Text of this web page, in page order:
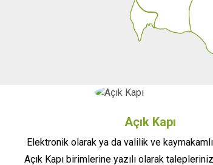
Açık Kapı
Elektronik olarak ya da valilik ve
Açık Kapı birimlerine yazılı olarak